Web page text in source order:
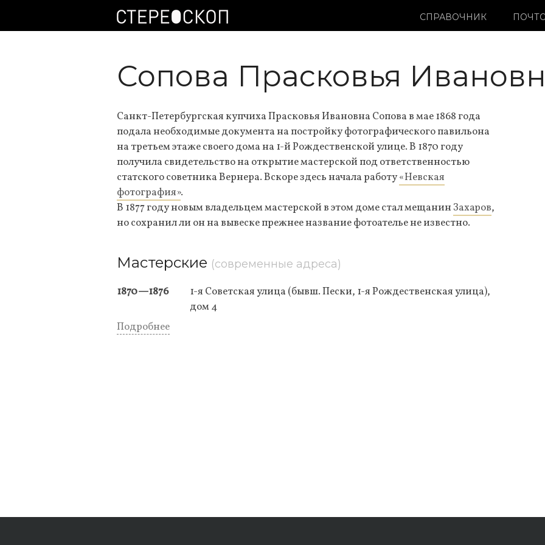
СПРАВОЧНИК
Сопова Прасковья
Санкт-Петербургская купчиха Прасковья Ивановна Сопова в мае 1868 года
подала необходимые документа на постройку фотографического павильона
на третьем этаже своего дома на 1-й Рождественской улице. В 1870 году
получила свидетельство на открытие мастерской под ответственностью
статского советника Вернера. Вскоре здесь начала работу«Невская
фотография».
В 1877 году новым владельцем мастерской в этом доме стал мещанин Захаров,
но сохранил ли он на вывеске прежнее название фотоателье не известно.
Мастерские (современные адреса)
1870—1876
1-я Советская улица (бывш. Пески, 1-я Рождественская улица),
дом 4
Подробнее